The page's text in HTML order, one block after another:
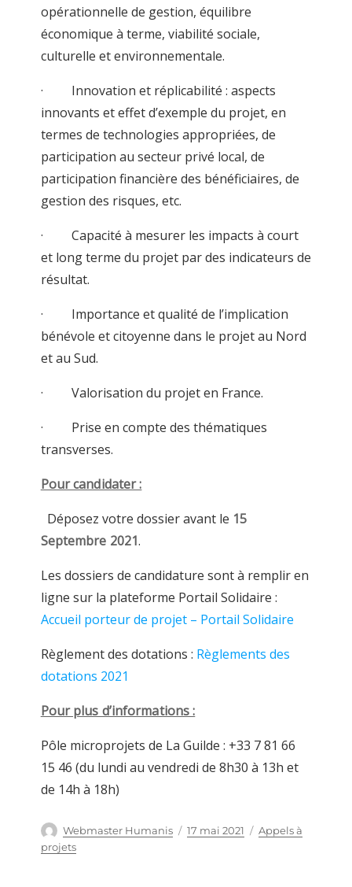
opérationnelle de gestion, équilibre
économique à terme, viabilité sociale,
culturelle et environnementale.
· Innovation et réplicabilité : aspects
innovants et effet d’exemple du projet, en
termes de technologies appropriées, de
participation au secteur privé local, de
participation financière des bénéficiaires, de
gestion des risques, etc.
· Capacité à mesurer les impacts à court
et long terme du projet par des indicateurs de
résultat.
· Importance et qualité de l’implication
bénévole et citoyenne dans le projet au Nord
et au Sud.
· Valorisation du projet en France.
· Prise en compte des thématiques
transverses.
Pour candidater :
Déposez votre dossier avant le 15
Septembre 2021.
Les dossiers de candidature sont à remplir en
ligne sur la plateforme Portail Solidaire :
Accueil porteur de projet – Portail Solidaire
Règlement des dotations : Règlements des
dotations 2021
Pour plus d’informations :
Pôle microprojets de La Guilde : +33 7 81 66
15 46 (du lundi au vendredi de 8h30 à 13h et
de 14h à 18h)
Auteur
Webmaster Humanis
Publié
17 mai 2021 Catégories
Appels à
projets